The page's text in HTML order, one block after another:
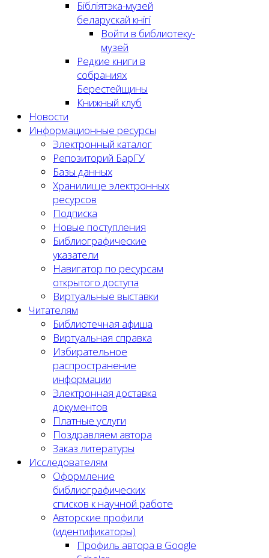
Бібліятэка-музей
беларускай кнігі
Войти в библиотеку-
музей
Редкие книги в
собраниях
Берестейщины
Книжный клуб
Новости
Информационные ресурсы
Электронный каталог
Репозиторий БарГУ
Базы данных
Хранилище электронных
ресурсов
Подписка
Новые поступления
Библиографические
указатели
Навигатор по ресурсам
открытого доступа
Виртуальные выставки
Читателям
Библиотечная афиша
Виртуальная справка
Избирательное
распространение
информации
Электронная доставка
документов
Платные услуги
Поздравляем автора
Заказ литературы
Исследователям
Оформление
библиографических
списков к научной работе
Авторские профили
(идентификаторы)
Профиль автора в Google